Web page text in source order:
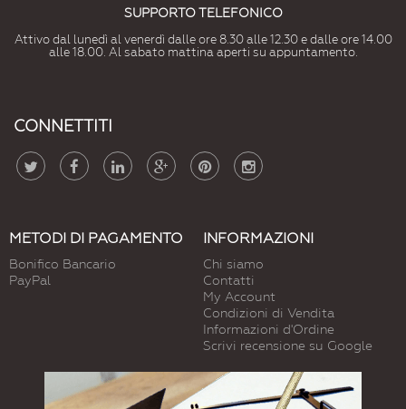
SUPPORTO TELEFONICO
Attivo dal lunedì al venerdì dalle ore 8.30 alle 12.30 e dalle ore 14.00
alle 18.00. Al sabato mattina aperti su appuntamento.
CONNETTITI
METODI DI PAGAMENTO
Bonifico Bancario
PayPal
INFORMAZIONI
Chi siamo
Contatti
My Account
Condizioni di Vendita
Informazioni d'Ordine
Scrivi recensione su Google